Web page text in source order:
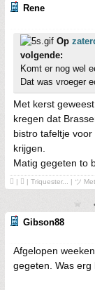
Rene
Op
volgende:
Komt er nog wel
Dat was vroeger
Met kerst
kregen dat
bistro tafeltje
krijgen.
Matig gegeten to
 | ❤ | Triquester... | ツ
Gibson88
Afgelopen
gegeten. Was erg